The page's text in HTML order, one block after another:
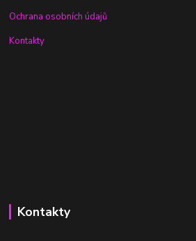
Ochrana osobních údajů
Kontakty
Kontakty